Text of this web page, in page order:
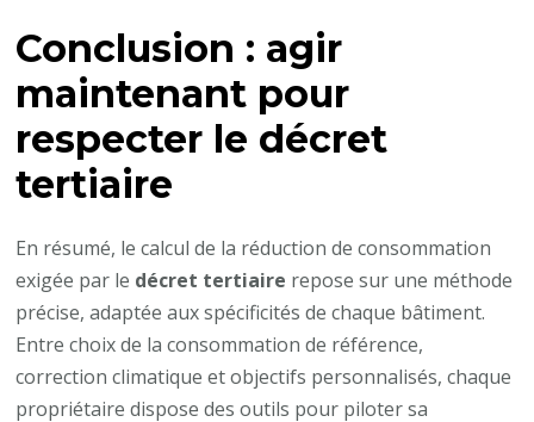
Conclusion : agir
maintenant pour
respecter le décret
tertiaire
En résumé, le calcul de la réduction de consommation
exigée par le décret tertiaire repose sur une méthode
précise, adaptée aux spécificités de chaque bâtiment.
Entre choix de la consommation de référence,
correction climatique et objectifs personnalisés, chaque
propriétaire dispose des outils pour piloter sa